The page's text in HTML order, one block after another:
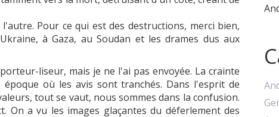
Pour ce qui est des destructions, merci bien,
à Gaza, au Soudan et les drames dus aux
liseur, mais je ne l'ai pas envoyée. La crainte
où les avis sont tranchés. Dans l'esprit de
tout se vaut, nous sommes dans la confusion.
a vu les images glaçantes du déferlement des